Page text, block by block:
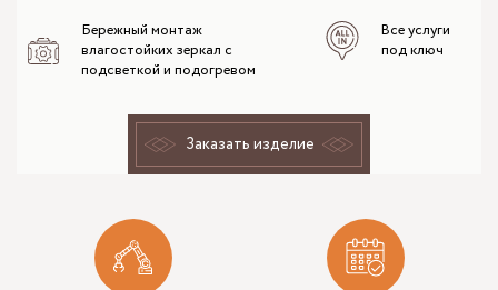
Бережный монтаж
влагостойких зеркал с
подсветкой и подогревом
Все услуги
под ключ
Заказать изделие